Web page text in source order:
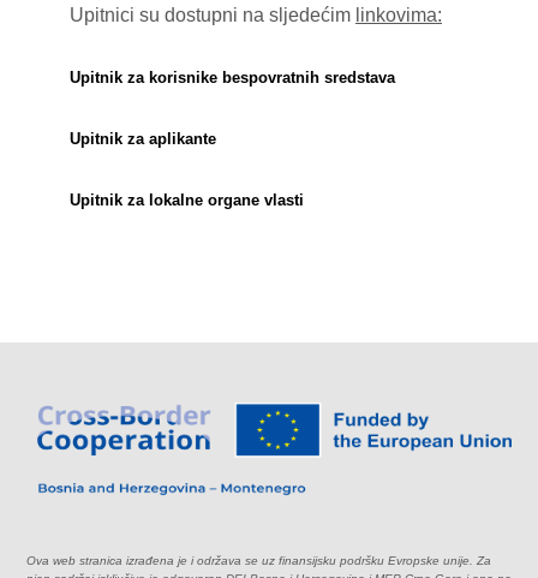
Upitnici su dostupni na sljedećim linkovima:
Upitnik za korisnike bespovratnih sredstava
Upitnik za aplikante
Upitnik za lokalne organe vlasti
Ova web stranica izrađena je i održava se uz finansijsku podršku Evropske unije. Za